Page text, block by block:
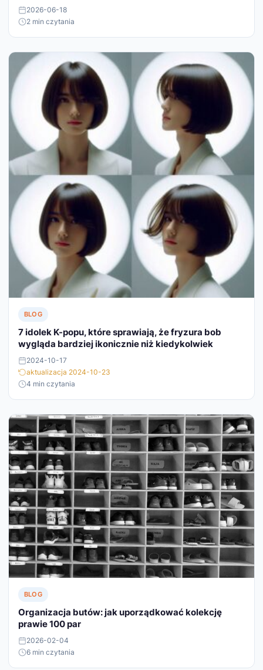
2026-06-18
2 min czytania
BLOG
7 idolek K-popu, które sprawiają, że fryzura bob
wygląda bardziej ikonicznie niż kiedykolwiek
2024-10-17
aktualizacja 2024-10-23
4 min czytania
BLOG
Organizacja butów: jak uporządkować kolekcję
prawie 100 par
2026-02-04
6 min czytania